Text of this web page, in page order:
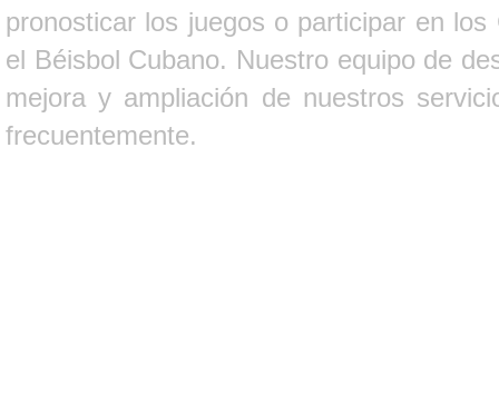
pronosticar los juegos o participar en
el Béisbol Cubano. Nuestro equipo de
mejora y ampliación de nuestros
frecuentemente.